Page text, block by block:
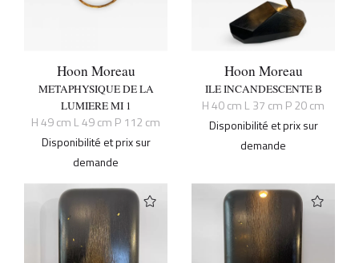
Hoon Moreau
METAPHYSIQUE DE LA
LUMIERE MI 1
H 49 cm L 49 cm P 112 cm
Disponibilité et prix sur
demande
Hoon Moreau
ILE INCANDESCENTE B
H 40 cm L 37 cm P 20 cm
Disponibilité et prix sur
demande